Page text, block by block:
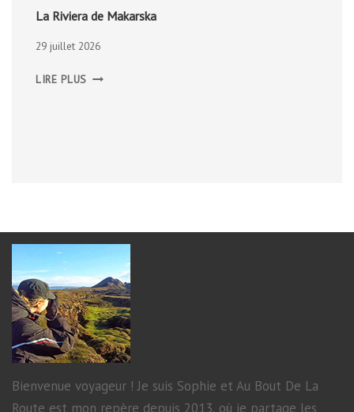
La Riviera de Makarska
29 juillet 2026
LIRE PLUS RIVIERA
Bienvenue voyageur ! Je suis Sophie et Au Bout De La
Route est mon repère depuis 2013, où je partage les